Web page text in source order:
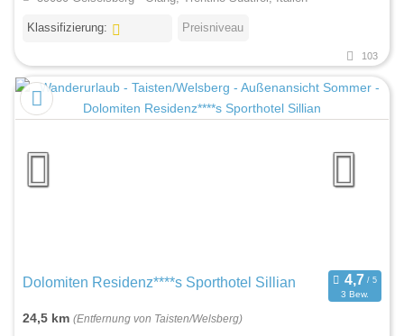
Klassifizierung: Preisniveau
103
Dolomiten Residenz****s Sporthotel Sillian
3 Bew.
24,5 km (Entfernung von Taisten/Welsberg)